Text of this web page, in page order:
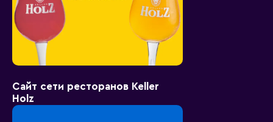
Сайт сети ресторанов Keller
Holz